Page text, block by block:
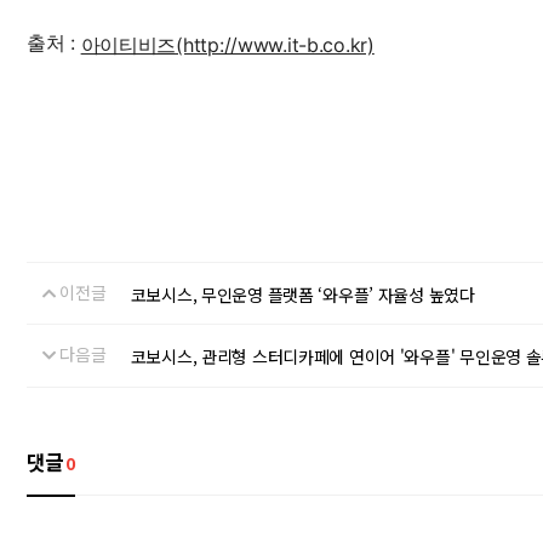
출처 : 아이티비즈(http://www.it-b.co.kr)
이전글 코보시스, 무인운영 플랫폼 ‘와우플’ 자율성 높였다
다음글 코보시스, 관리형 스터디카페에 연이어 '와우플' 무인운영
댓글0